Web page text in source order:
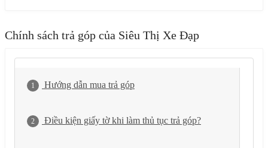
Chính sách trả góp của Siêu Thị Xe Đạp
1 Hướng dẫn mua trả góp
2 Điều kiện giấy tờ khi làm thủ tục trả góp?